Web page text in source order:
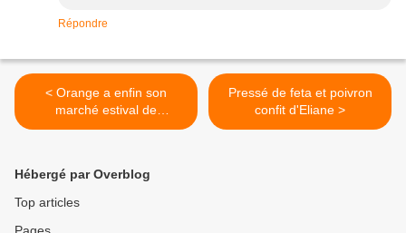
Répondre
< Orange a enfin son
marché estival de
producteurs !
Pressé de feta et poivron
confit d'Eliane >
Hébergé par Overblog
Top articles